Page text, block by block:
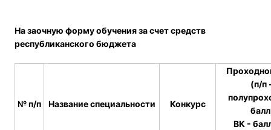
На заочную форму обучения за счет средств
республиканского бюджета
№ п/п Название специальности Конкурс
(п/п
ВК -